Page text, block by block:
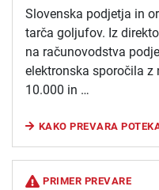
Slovenska podjetja in
tarča goljufov. Iz
na računovodstva
elektronska sporočila z
10.000 in …
KAKO PREVARA
PRIMER PREVARE